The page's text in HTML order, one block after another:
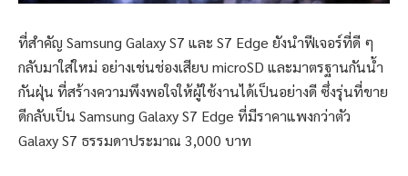
ที่สำคัญ Samsung Galaxy S7 และ S7 Edge ยังนำฟีเจอร์ที่ดี ๆ
กลับมาใส่ใหม่ อย่างเช่นช่องเสียบ microSD และมาตรฐานกันน้ำ
กันฝุ่น ที่สร้างความพึงพอใจให้ผู้ใช้งานได้เป็นอย่างดี ซึ่งรุ่นที่ขาย
ดีกลับเป็น Samsung Galaxy S7 Edge ที่มีราคาแพงกว่าตัว
Galaxy S7 ธรรมดาประมาณ 3,000 บาท